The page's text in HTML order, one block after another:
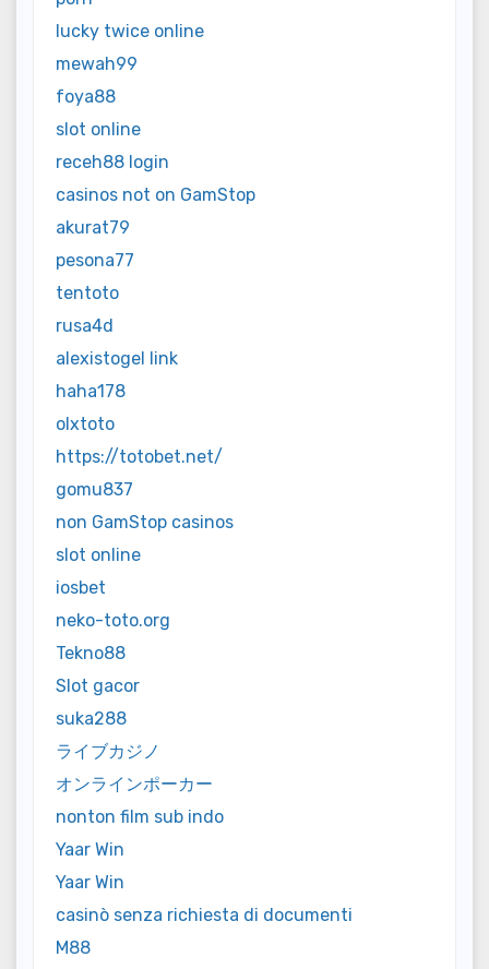
lucky twice online
mewah99
foya88
slot online
receh88 login
casinos not on GamStop
akurat79
pesona77
tentoto
rusa4d
alexistogel link
haha178
olxtoto
https://totobet.net/
gomu837
non GamStop casinos
slot online
iosbet
neko-toto.org
Tekno88
Slot gacor
suka288
ライブカジノ
オンラインポーカー
nonton film sub indo
Yaar Win
Yaar Win
casinò senza richiesta di documenti
M88